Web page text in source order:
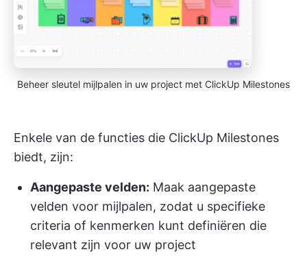
Beheer sleutel mijlpalen in uw project met ClickUp Milestones
Enkele van de functies die ClickUp Milestones
biedt, zijn:
Aangepaste velden: Maak aangepaste
velden voor mijlpalen, zodat u specifieke
criteria of kenmerken kunt definiëren die
relevant zijn voor uw project